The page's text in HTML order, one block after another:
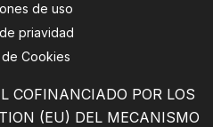
de uso
priavidad
Cookies
COFINANCIADO POR LOS
(EU) DEL MECANISMO